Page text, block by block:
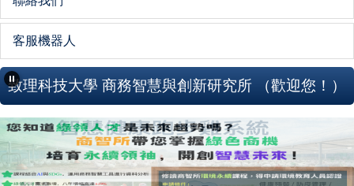
客服機器人
致理科技大學 商務智慧與創新研究所 （歡迎您！）